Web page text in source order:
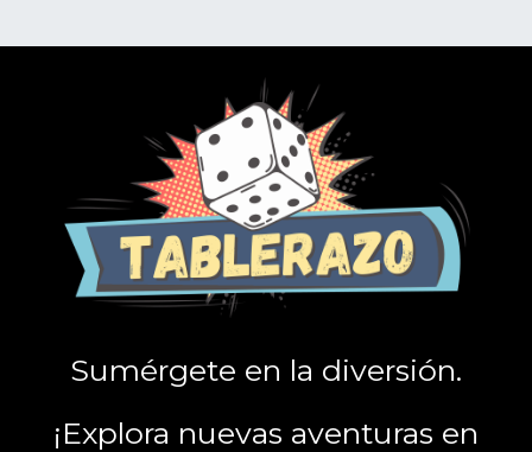
Sumérgete en la diversión.
¡Explora nuevas aventuras en